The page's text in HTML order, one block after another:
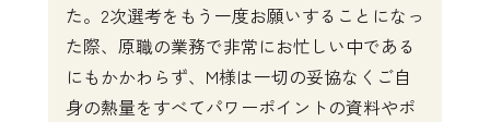
た。2次選考をもう一度お願いすることになっ
た際、原職の業務で非常にお忙しい中である
にもかかわらず、M様は一切の妥協なくご自
身の熱量をすべてパワーポイントの資料やポ